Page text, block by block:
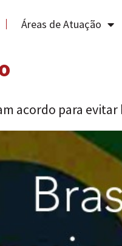
Áreas de Atuação
acordo para